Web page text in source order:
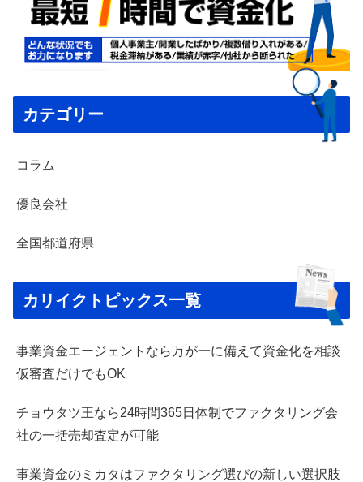
カテゴリー
コラム
優良会社
全国都道府県
カリイクトピックス一覧
事業資金エージェントなら万が一に備えて資金化を相談
仮審査だけでもOK
チョウタツ王なら24時間365日体制でファクタリング会
社の一括売却査定が可能
事業資金のミカタはファクタリング選びの新しい選択肢